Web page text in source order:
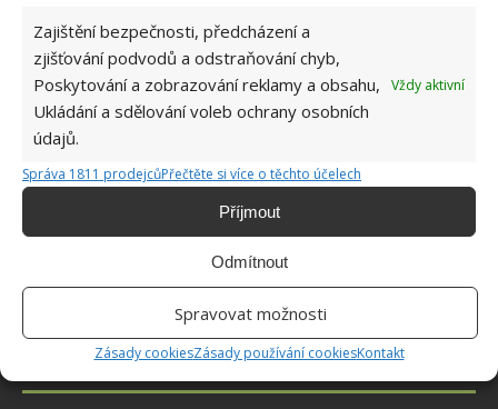
Zajištění bezpečnosti, předcházení a
zjišťování podvodů a odstraňování chyb,
Poskytování a zobrazování reklamy a obsahu,
Ukládání a sdělování voleb ochrany osobních
údajů.
Vždy aktivní
Správa 1811 prodejcůPřečtěte si více o těchto účelech
Příjmout
Odmítnout
Spravovat možnosti
Zásady cookiesZásady používání cookiesKontakt
6.8.2026
Přírodní hnojiva pro pěstování rajčat, která
zajistí bohatou úrodu šťavnatých a chutných
6.8.2026